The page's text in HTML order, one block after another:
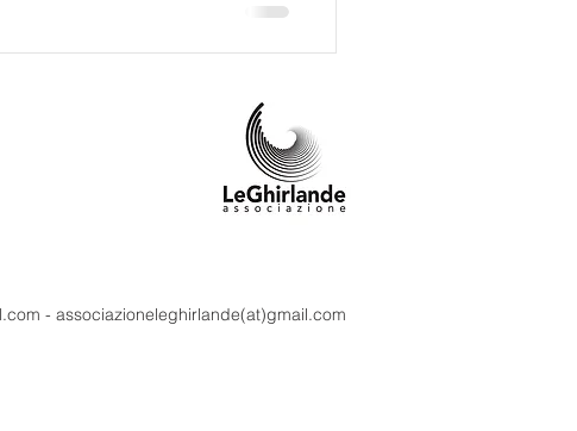
- associazioneleghirlande(at)gmail.com